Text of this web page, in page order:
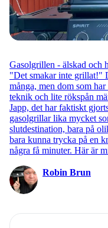
Gasolgrillen - älskad och
"Det smakar inte grillat!"
många, men dom som
teknik och lite rökspån
Japp, det har faktiskt
gasolgrillar lika mycket
slutdestination, bara på
bara kunna trycka på en
några få minuter. Här är
Robin Brun